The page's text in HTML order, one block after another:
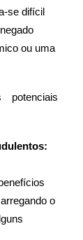
se difícil
ou uma
o